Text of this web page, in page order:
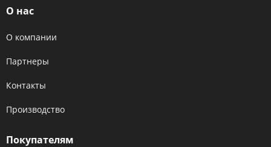
О нас
О компании
Партнеры
Контакты
Производство
Покупателям